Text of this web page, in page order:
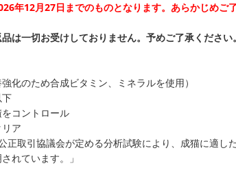
年12月27日までのものとなります。あらかじめご
は一切お受けしておりません。予めご了承ください。
化のため合成ビタミン、ミネラルを使用）
コントロール
ア
正取引協議会が定める分析試験により、成猫に適し
れています。」